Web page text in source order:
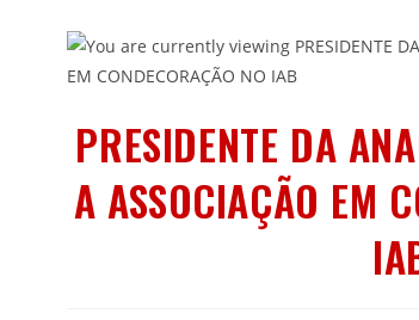
PRESIDENTE DA
A ASSOCIAÇÃO EM